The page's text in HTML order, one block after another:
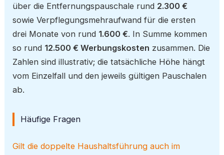
über die Entfernungspauschale rund 2.300 €
sowie Verpflegungsmehraufwand für die ersten
drei Monate von rund 1.600 €. In Summe kommen
so rund 12.500 € Werbungskosten zusammen. Die
Zahlen sind illustrativ; die tatsächliche Höhe hängt
vom Einzelfall und den jeweils gültigen Pauschalen
ab.
Häufige Fragen
Gilt die doppelte Haushaltsführung auch im